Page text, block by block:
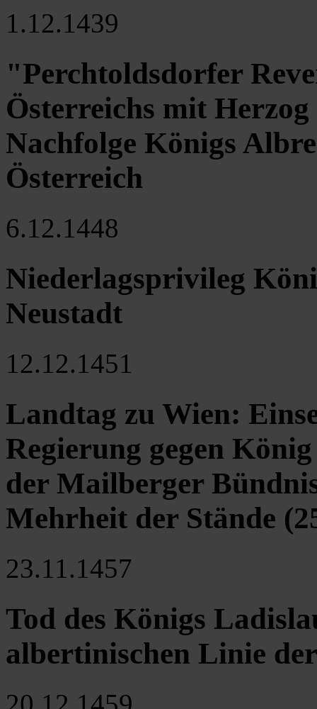
1.12.1439
"Perchtoldsdorfer
Österreichs mit
Nachfolge Königs
Österreich
6.12.1448
Niederlagsprivileg
Neustadt
12.12.1451
Landtag zu Wien:
Regierung gegen
der Mailberger
Mehrheit der Stände
23.11.1457
Tod des Königs
albertinischen Linie